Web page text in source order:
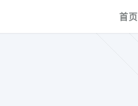
首页